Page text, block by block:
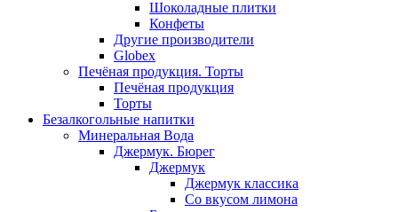
Шоколадные плитки
Конфеты
Другие производители
Globex
Печёная продукция. Торты
Печёная продукция
Торты
Безалкогольные напитки
Минеральная Вода
Джермук. Бюрег
Джермук
Джермук классика
Со вкусом лимона